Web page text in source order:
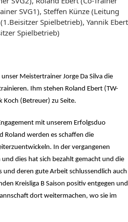
SVG1), Steffen Künze (Leitung
Spielbetrieb), Yannik Ebert
Spielbetrieb)
Meistertrainer Jorge Da Silva die
Ihm stehen Roland Ebert (TW-
Koch (Betreuer) zu Seite.
mit unserem Erfolgsduo
Roland werden es schaffen die
In der vergangenen
und dies hat sich bezahlt gemacht und die
deren gute Arbeit schlussendlich auch
Kreisliga B Saison positiv entgegen und
dort weitermachen, wo sie im